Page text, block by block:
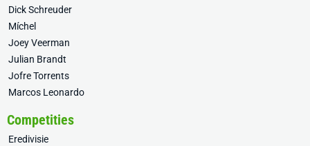
Dick Schreuder
Míchel
Joey Veerman
Julian Brandt
Jofre Torrents
Marcos Leonardo
Competities
Eredivisie